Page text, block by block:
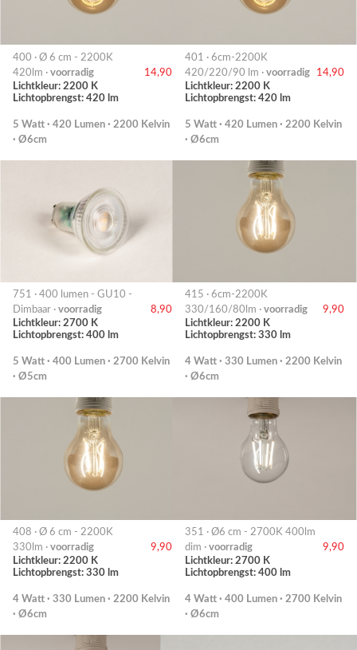
400 · Ø 6 cm - 2200K
420lm · voorradig
14,90
Lichtkleur: 2200 K
Lichtopbrengst: 420 lm
5 Watt · 420 Lumen · 2200 Kelvin
· Ø6cm
401 · 6cm-2200K
420/220/90 lm · voorradig
14,90
Lichtkleur: 2200 K
Lichtopbrengst: 420 lm
5 Watt · 420 Lumen · 2200 Kelvin
· Ø6cm
751 · 400 lumen - GU10 -
Dimbaar · voorradig
8,90
Lichtkleur: 2700 K
Lichtopbrengst: 400 lm
5 Watt · 400 Lumen · 2700 Kelvin
· Ø5cm
415 · 6cm-2200K
330/160/80lm · voorradig
9,90
Lichtkleur: 2200 K
Lichtopbrengst: 330 lm
4 Watt · 330 Lumen · 2200 Kelvin
· Ø6cm
408 · Ø 6 cm - 2200K
330lm · voorradig
9,90
Lichtkleur: 2200 K
Lichtopbrengst: 330 lm
4 Watt · 330 Lumen · 2200 Kelvin
· Ø6cm
351 · Ø6 cm - 2700K 400lm
dim · voorradig
9,90
Lichtkleur: 2700 K
Lichtopbrengst: 400 lm
4 Watt · 400 Lumen · 2700 Kelvin
· Ø6cm